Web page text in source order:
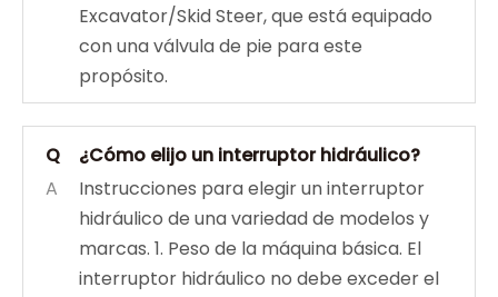
Excavator/Skid Steer, que está equipado
con una válvula de pie para este
propósito.
Q
¿Cómo elijo un interruptor hidráulico?
A
Instrucciones para elegir un interruptor
hidráulico de una variedad de modelos y
marcas. 1. Peso de la máquina básica. El
interruptor hidráulico no debe exceder el